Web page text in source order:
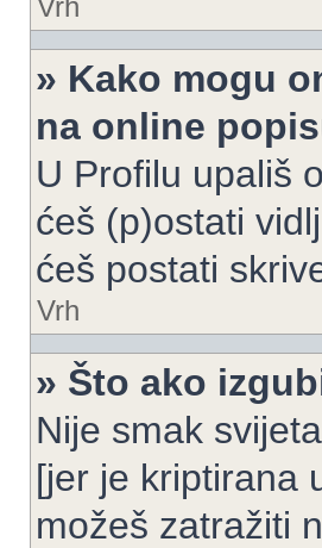
Vrh
» Kako mogu
na online
U Profilu upališ
ćeš (p)ostati
ćeš postati
Vrh
» Što ako
Nije smak
[jer je kriptirana
možeš zatražiti